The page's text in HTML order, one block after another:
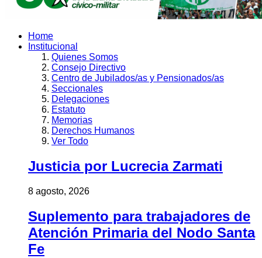
Home
Institucional
Quienes Somos
Consejo Directivo
Centro de Jubilados/as y Pensionados/as
Seccionales
Delegaciones
Estatuto
Memorias
Derechos Humanos
Ver Todo
Justicia por Lucrecia Zarmati
8 agosto, 2026
Suplemento para trabajadores de
Atención Primaria del Nodo Santa
Fe